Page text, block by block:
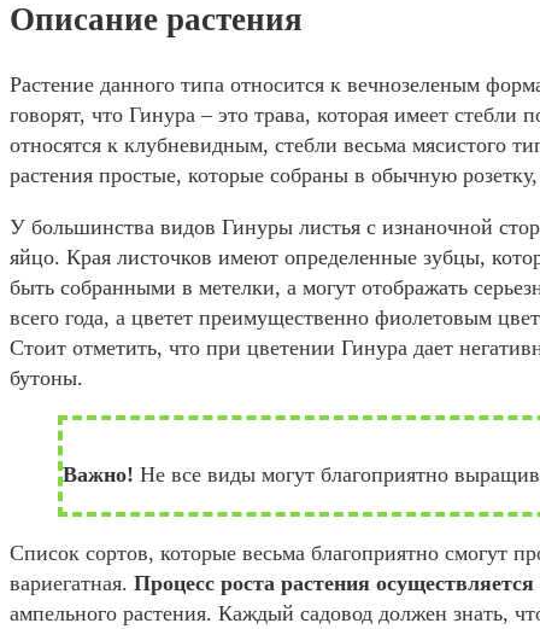
Описание растения
Растение данного типа относится к вечнозеленым
говорят, что Гинура – это трава, которая имеет стебли
относятся к клубневидным, стебли весьма мясистого
растения простые, которые собраны в обычную
У большинства видов Гинуры листья с изнаночной
яйцо. Края листочков имеют определенные зубцы,
быть собранными в метелки, а могут отображать
всего года, а цветет преимущественно фиолетовым
Стоит отметить, что при цветении Гинура дает
бутоны.
Важно! Не все виды могут благоприятно
Список сортов, которые весьма благоприятно смогут
вариегатная. Процесс роста растения
ампельного растения. Каждый садовод должен знать,